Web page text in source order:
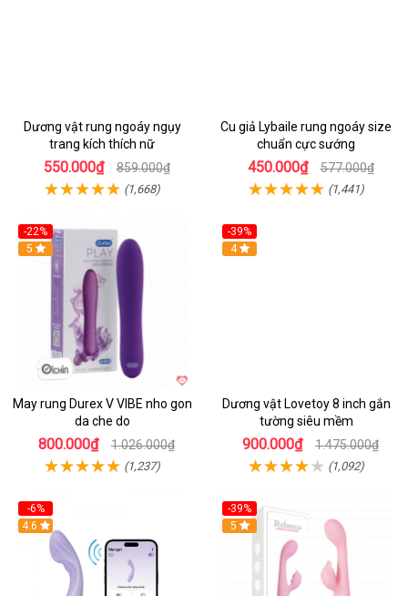
Dương vật rung ngoáy ngụy
trang kích thích nữ
550.000₫ 859.000₫
(1,668)
Cu giả Lybaile rung ngoáy size
chuẩn cực sướng
450.000₫ 577.000₫
(1,441)
-22%
Hot
5
May rung Durex V VIBE nho gon
da che do
800.000₫ 1.026.000₫
(1,237)
-39%
Hot
4
Dương vật Lovetoy 8 inch gắn
tường siêu mềm
900.000₫ 1.475.000₫
(1,092)
-6%
4.6
-39%
Hot
5